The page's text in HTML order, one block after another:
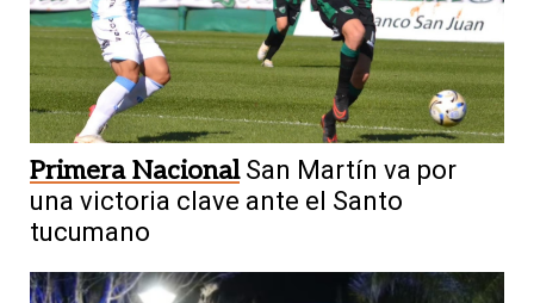
Primera Nacional San Martín va por
una victoria clave ante el Santo
tucumano